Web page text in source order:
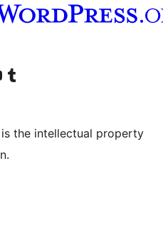
account
tôi Visit our Tumblr account
the intellectual property